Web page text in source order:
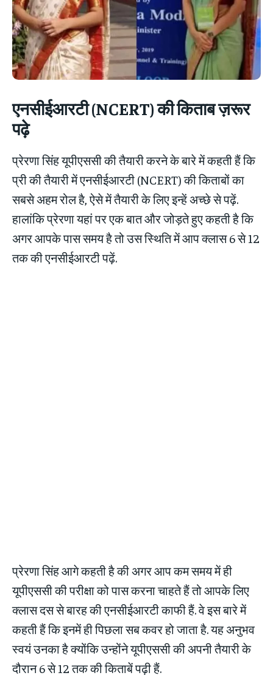
एनसीईआरटी (NCERT) की किताब ज़रूर
पढ़े
प्रेरणा सिंह यूपीएससी की तैयारी करने के बारे में कहती हैं कि
प्री की तैयारी में एनसीईआरटी (NCERT) की किताबों का
सबसे अहम रोल है, ऐसे में तैयारी के लिए इन्हें अच्छे से पढ़ें.
हालांकि प्रेरणा यहां पर एक बात और जोड़ते हुए कहती है कि
अगर आपके पास समय है तो उस स्थिति में आप क्लास 6 से 12
तक की एनसीईआरटी पढ़ें.
प्रेरणा सिंह आगे कहती है की अगर आप कम समय में ही
यूपीएससी की परीक्षा को पास करना चाहते हैं तो आपके लिए
क्लास दस से बारह की एनसीईआरटी काफी हैं. वे इस बारे में
कहती हैं कि इनमें ही पिछला सब कवर हो जाता है. यह अनुभव
स्वयं उनका है क्योंकि उन्होंने यूपीएससी की अपनी तैयारी के
दौरान 6 से 12 तक की किताबें पढ़ी हैं.